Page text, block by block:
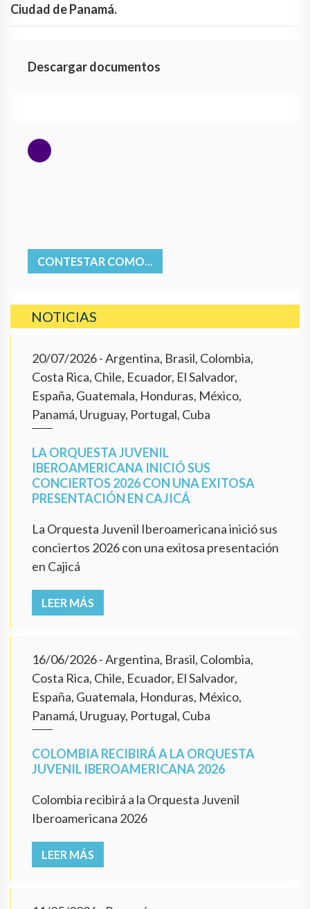
Ciudad de Panamá.
Descargar documentos
CONTESTAR COMO...
NOTICIAS
20/07/2026- Argentina, Brasil, Colombia,
Costa Rica, Chile, Ecuador, El Salvador,
España, Guatemala, Honduras, México,
Panamá, Uruguay, Portugal, Cuba
LA ORQUESTA JUVENIL
IBEROAMERICANA INICIÓ SUS
CONCIERTOS 2026 CON UNA EXITOSA
PRESENTACIÓN EN CAJICÁ
La Orquesta Juvenil Iberoamericana inició sus
conciertos 2026 con una exitosa presentación
en Cajicá
LEER MÁS
16/06/2026- Argentina, Brasil, Colombia,
Costa Rica, Chile, Ecuador, El Salvador,
España, Guatemala, Honduras, México,
Panamá, Uruguay, Portugal, Cuba
COLOMBIA RECIBIRÁ A LA ORQUESTA
JUVENIL IBEROAMERICANA 2026
Colombia recibirá a la Orquesta Juvenil
Iberoamericana 2026
LEER MÁS